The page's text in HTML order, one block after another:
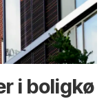
i boligkø